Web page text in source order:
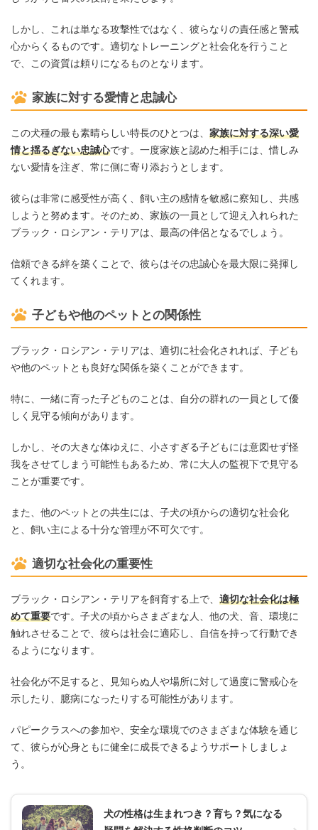
しかし、これは単なる攻撃性ではなく、彼らなりの責任感と警戒
心からくるものです。適切なトレーニングと社会化を行うこと
で、この資質は頼りになるものとなります。
家族に対する愛情と忠誠心
この犬種の最も素晴らしい特長のひとつは、 家族に対する深い愛
情と揺るぎない忠誠心です。一度家族と認めた相手には、惜しみ
ない愛情を注ぎ、常に側に寄り添おうとします。
彼らは非常に感受性が高く、飼い主の感情を敏感に察知し、共感
しようと努めます。そのため、家族の一員として迎え入れられた
ブラック・ロシアン・テリアは、最高の伴侶となるでしょう。
信頼できる絆を築くことで、彼らはその忠誠心を最大限に発揮し
てくれます。
子どもや他のペットとの関係性
ブラック・ロシアン・テリアは、適切に社会化されれば、子ども
や他のペットとも良好な関係を築くことができます。
特に、一緒に育った子どものことは、自分の群れの一員として優
しく見守る傾向があります。
しかし、その大きな体ゆえに、小さすぎる子どもには意図せず怪
我をさせてしまう可能性もあるため、常に大人の監視下で見守る
ことが重要です。
また、他のペットとの共生には、子犬の頃からの適切な社会化
と、飼い主による十分な管理が不可欠です。
適切な社会化の重要性
ブラック・ロシアン・テリアを飼育する上で、 適切な社会化は極
めて重要です。子犬の頃からさまざまな人、他の犬、音、環境に
触れさせることで、彼らは社会に適応し、自信を持って行動でき
るようになります。
社会化が不足すると、見知らぬ人や場所に対して過度に警戒心を
示したり、臆病になったりする可能性があります。
パピークラスへの参加や、安全な環境でのさまざまな体験を通じ
て、彼らが心身ともに健全に成長できるようサポートしましょ
う。
犬の性格は生まれつき？育ち？気になる